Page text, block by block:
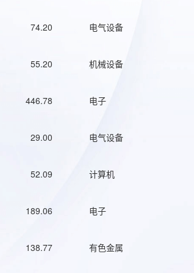
74.20 电气设备
55.20 机械设备
446.78 电子
29.00 电气设备
52.09 计算机
189.06 电子
138.77 有色金属